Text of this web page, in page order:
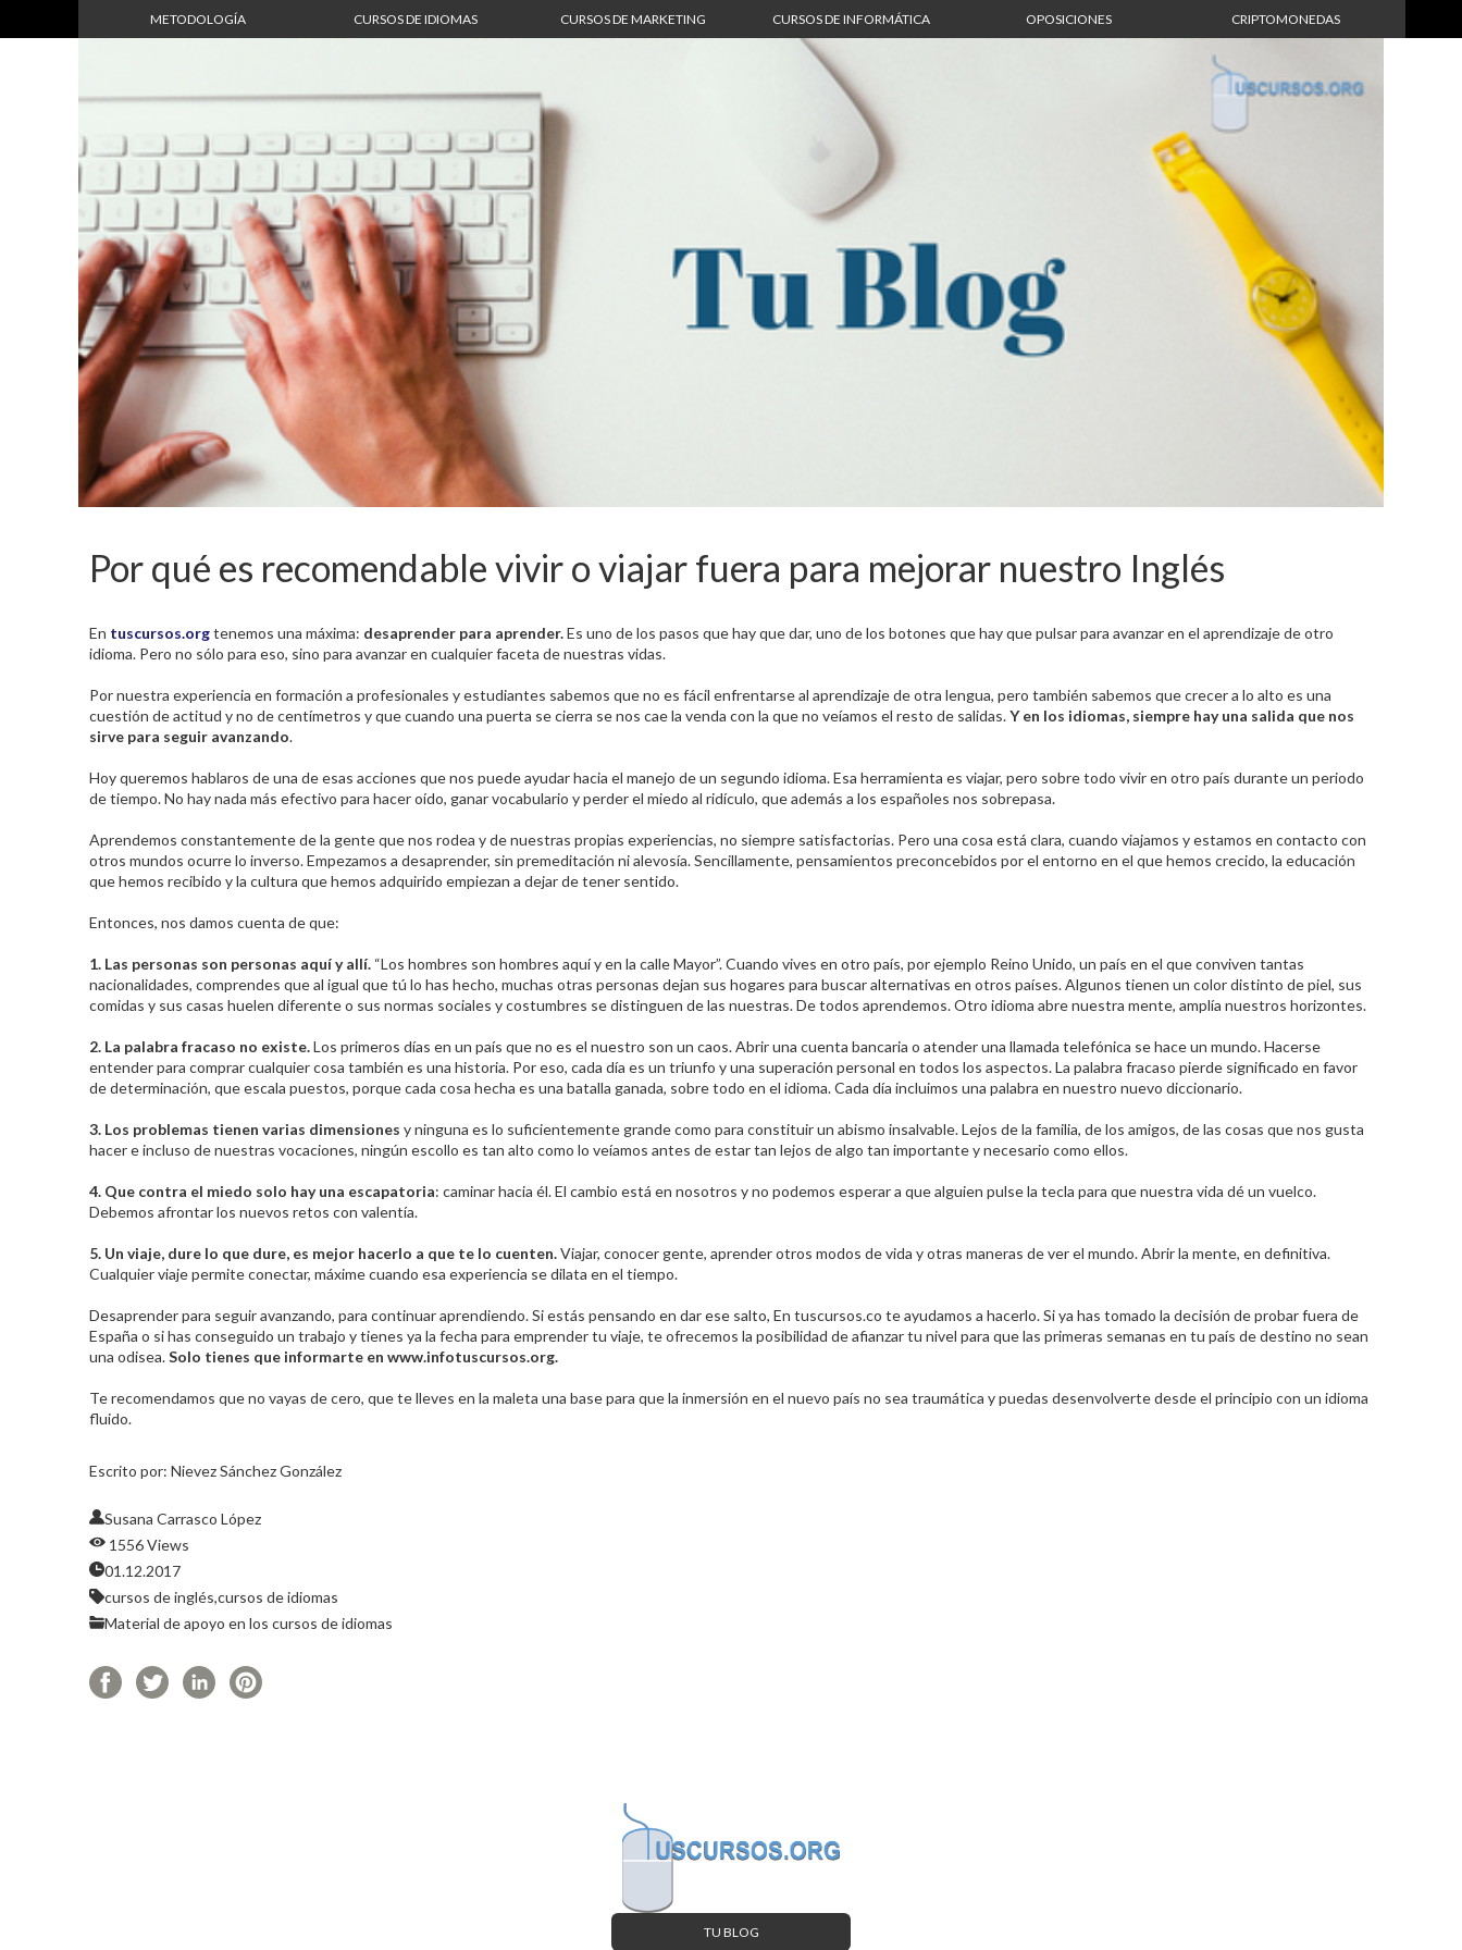
METODOLOGÍA CURSOS DE IDIOMAS CURSOS DE MARKETING CURSOS DE INFORMÁTICA OPOSICIONES CRIPTOMONEDAS
Por qué es recomendable vivir o viajar fuera para mejorar nuestro Inglés
En tuscursos.orgtenemos una máxima: desaprender para aprender.Es uno de los pasos que hay que dar, uno de los botones que hay que pulsar para avanzar en el aprendizaje de otro
idioma. Pero no sólo para eso, sino para avanzar en cualquier faceta de nuestras vidas.
Por nuestra experiencia en formación a profesionales y estudiantes sabemos que no es fácil enfrentarse al aprendizaje de otra lengua, pero también sabemos que crecer a lo alto es una
cuestión de actitud y no de centímetros y que cuando una puerta se cierra se nos cae la venda con la que no veíamos el resto de salidas.Y en los idiomas, siempre hay una salida que nos
sirve para seguir avanzando.
Hoy queremos hablaros de una de esas acciones que nos puede ayudar hacia el manejo de un segundo idioma. Esa herramienta es viajar, pero sobre todo vivir en otro país durante un periodo
de tiempo. No hay nada más efectivo para hacer oído, ganar vocabulario y perder el miedo al ridículo, que además a los españoles nos sobrepasa.
Aprendemos constantemente de la gente que nos rodea y de nuestras propias experiencias, no siempre satisfactorias. Pero una cosa está clara, cuando viajamos y estamos en contacto con
otros mundos ocurre lo inverso. Empezamos a desaprender, sin premeditación ni alevosía. Sencillamente, pensamientos preconcebidos por el entorno en el que hemos crecido, la educación
que hemos recibido y la cultura que hemos adquirido empiezan a dejar de tener sentido.
Entonces, nos damos cuenta de que:
1. Las personas son personas aquí y allí. “Los hombres son hombres aquí y en la calle Mayor”. Cuando vives en otro país, por ejemplo Reino Unido, un país en el que conviven tantas
nacionalidades, comprendes que al igual que tú lo has hecho, muchas otras personas dejan sus hogares para buscar alternativas en otros países. Algunos tienen un color distinto de piel, sus
comidas y sus casas huelen diferente o sus normas sociales y costumbres se distinguen de las nuestras. De todos aprendemos. Otro idioma abre nuestra mente, amplía nuestros horizontes.
2. La palabra fracaso no existe.Los primeros días en un país que no es el nuestro son un caos. Abrir una cuenta bancaria o atender una llamada telefónica se hace un mundo. Hacerse
entender para comprar cualquier cosa también es una historia. Por eso, cada día es un triunfo y una superación personal en todos los aspectos. La palabra fracaso pierde significado en favor
de determinación, que escala puestos, porque cada cosa hecha es una batalla ganada, sobre todo en el idioma. Cada día incluimos una palabra en nuestro nuevo diccionario.
3. Los problemas tienen varias dimensiones y ninguna es lo suficientemente grande como para constituir un abismo insalvable. Lejos de la familia, de los amigos, de las cosas que nos gusta
hacer e incluso de nuestras vocaciones, ningún escollo es tan alto como lo veíamos antes de estar tan lejos de algo tan importante y necesario como ellos.
4. Que contra el miedo solo hay una escapatoria: caminar hacia él. El cambio está en nosotros y no podemos esperar a que alguien pulse la tecla para que nuestra vida dé un vuelco.
Debemos afrontar los nuevos retos con valentía.
5. Un viaje, dure lo que dure, es mejor hacerlo a que te lo cuenten.Viajar, conocer gente, aprender otros modos de vida y otras maneras de ver el mundo. Abrir la mente, en definitiva.
Cualquier viaje permite conectar, máxime cuando esa experiencia se dilata en el tiempo.
Desaprender para seguir avanzando, para continuar aprendiendo. Si estás pensando en dar ese salto, En tuscursos.co te ayudamos a hacerlo. Si ya has tomado la decisión de probar fuera de
España o si has conseguido un trabajo y tienes ya la fecha para emprender tu viaje, te ofrecemos la posibilidad de afianzar tu nivel para que las primeras semanas en tu país de destino no sean
una odisea.Solo tienes que informarte en www.infotuscursos.org.
Te recomendamos que no vayas de cero, que te lleves en la maleta una base para que la inmersión en el nuevo país no sea traumática y puedas desenvolverte desde el principio con un idioma
fluido.
Escrito por: Nievez Sánchez González
Susana Carrasco López
1556 Views
01.12.2017
cursos de inglés,cursos de idiomas
Material de apoyo en los cursos de idiomas
TU BLOG